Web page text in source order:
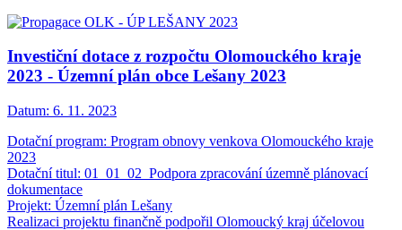
Investiční dotace z rozpočtu Olomouckého kraje
2023 - Územní plán obce Lešany 2023
Datum: 6. 11. 2023
Dotační program: Program obnovy venkova Olomouckého kraje
2023
Dotační titul: 01_01_02_Podpora zpracování územně plánovací
dokumentace
Projekt: Územní plán Lešany
Realizaci projektu finančně podpořil Olomoucký kraj účelovou